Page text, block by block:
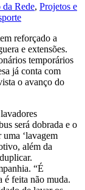
da Rede, Projetos e
reforçado a
e extensões.
temporários
já conta com
o avanço do
será dobrada e o
‘lavagem
além da
“É
é feita não muda.